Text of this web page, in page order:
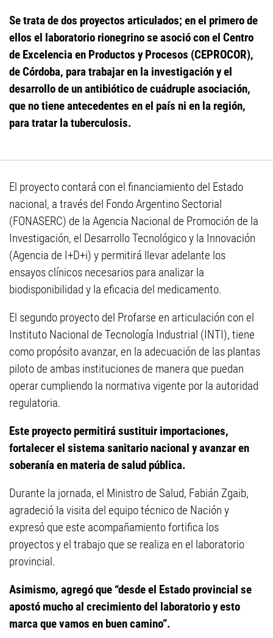
Se trata de dos proyectos articulados; en el primero de
ellos el laboratorio rionegrino se asoció con el Centro
de Excelencia en Productos y Procesos (CEPROCOR),
de Córdoba, para trabajar en la investigación y el
desarrollo de un antibiótico de cuádruple asociación,
que no tiene antecedentes en el país ni en la región,
para tratar la tuberculosis.
El proyecto contará con el financiamiento del Estado
nacional, a través del Fondo Argentino Sectorial
(FONASERC) de la Agencia Nacional de Promoción de la
Investigación, el Desarrollo Tecnológico y la Innovación
(Agencia de I+D+i) y permitirá llevar adelante los
ensayos clínicos necesarios para analizar la
biodisponibilidad y la eficacia del medicamento.
El segundo proyecto del Profarse en articulación con el
Instituto Nacional de Tecnología Industrial (INTI), tiene
como propósito avanzar, en la adecuación de las plantas
piloto de ambas instituciones de manera que puedan
operar cumpliendo la normativa vigente por la autoridad
regulatoria.
Este proyecto permitirá sustituir importaciones,
fortalecer el sistema sanitario nacional y avanzar en
soberanía en materia de salud pública.
Durante la jornada, el Ministro de Salud, Fabián Zgaib,
agradeció la visita del equipo técnico de Nación y
expresó que este acompañamiento fortifica los
proyectos y el trabajo que se realiza en el laboratorio
provincial.
Asimismo, agregó que “desde el Estado provincial se
apostó mucho al crecimiento del laboratorio y esto
marca que vamos en buen camino”.